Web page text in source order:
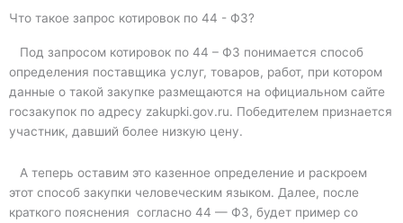
Что такое запрос котировок по 44 - ФЗ?
Под запросом котировок по 44 – ФЗ понимается способ
определения поставщика услуг, товаров, работ, при котором
данные о такой закупке размещаются на официальном сайте
госзакупок по адресу zakupki.gov.ru. Победителем признается
участник, давший более низкую цену.
А теперь оставим это казенное определение и раскроем
этот способ закупки человеческим языком. Далее, после
краткого пояснения согласно 44 — ФЗ, будет пример со